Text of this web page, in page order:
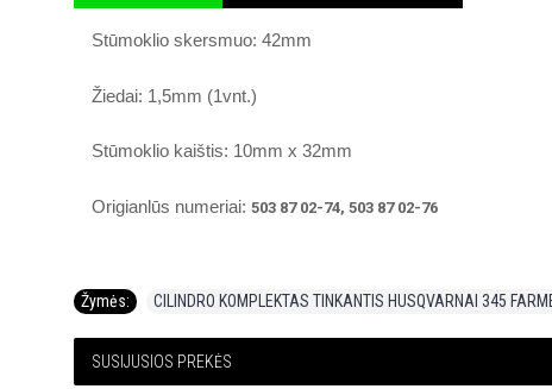
Stūmoklio skersmuo: 42mm
Žiedai: 1,5mm (1vnt.)
Stūmoklio kaištis: 10mm x 32mm
Origianlūs numeriai: 503 87 02-74, 503 87 02-76
Žymės: CILINDRO KOMPLEKTAS TINKANTIS HUSQVARNAI 345
SUSIJUSIOS PREKĖS